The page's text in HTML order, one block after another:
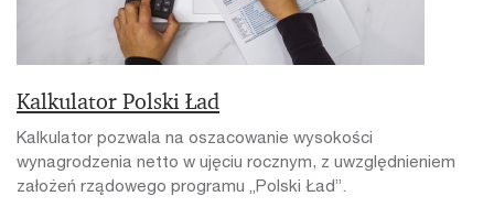
Kalkulator Polski Ład
Kalkulator pozwala na oszacowanie wysokości
wynagrodzenia netto w ujęciu rocznym, z uwzględnieniem
założeń rządowego programu „Polski Ład”.